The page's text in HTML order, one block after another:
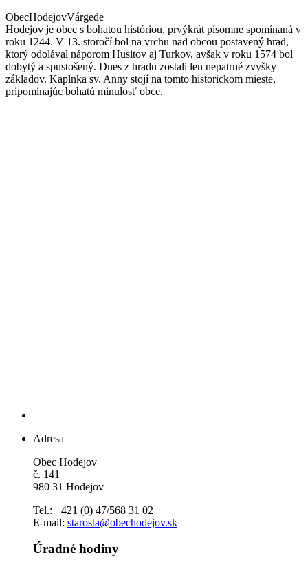
ObecHodejovVárgede
Hodejov je obec s bohatou históriou, prvýkrát písomne spomínaná v
roku 1244. V 13. storočí bol na vrchu nad obcou postavený hrad,
ktorý odolával náporom Husitov aj Turkov, avšak v roku 1574 bol
dobytý a spustošený. Dnes z hradu zostali len nepatrné zvyšky
základov. Kaplnka sv. Anny stojí na tomto historickom mieste,
pripomínajúc bohatú minulosť obce.
Adresa
Obec Hodejov
č. 141
980 31 Hodejov
Tel.: +421 (0) 47/568 31 02
E-mail: starosta@obechodejov.sk
Úradné hodiny